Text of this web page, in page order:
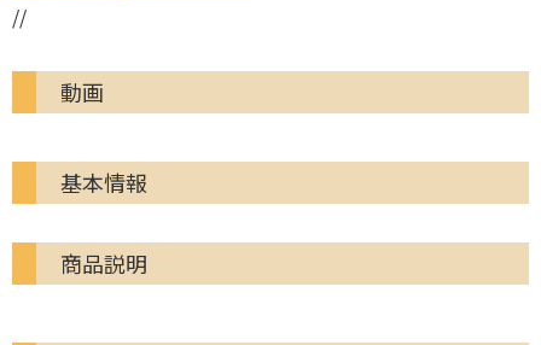
//
動画
基本情報
商品説明